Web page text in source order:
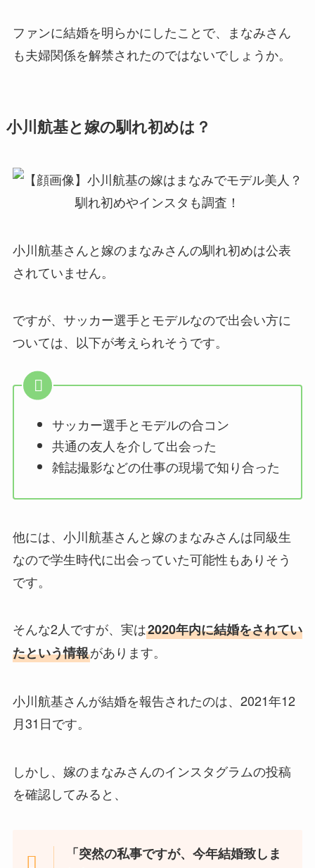
ファンに結婚を明らかにしたことで、まなみさん
も夫婦関係を解禁されたのではないでしょうか。
小川航基と嫁の馴れ初めは？
小川航基さんと嫁のまなみさんの馴れ初めは公表
されていません。
ですが、サッカー選手とモデルなので出会い方に
ついては、以下が考えられそうです。
サッカー選手とモデルの合コン
共通の友人を介して出会った
雑誌撮影などの仕事の現場で知り合った
他には、小川航基さんと嫁のまなみさんは同級生
なので学生時代に出会っていた可能性もありそう
です。
そんな2人ですが、実は2020年内に結婚をされてい
たという情報があります。
小川航基さんが結婚を報告されたのは、2021年12
月31日です。
しかし、嫁のまなみさんのインスタグラムの投稿
を確認してみると、
「突然の私事ですが、今年結婚致しま